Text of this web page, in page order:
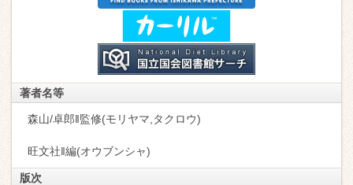
著者名等
森山/卓郎‖監修(モリヤマ,タクロウ)
旺文社‖編(オウブンシャ)
版次